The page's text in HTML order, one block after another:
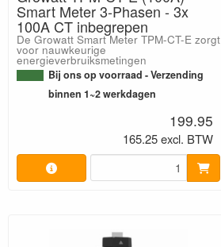
Smart Meter 3-Phasen - 3x
100A CT inbegrepen
De Growatt Smart Meter TPM-CT-E zorgt
voor nauwkeurige
energieverbruiksmetingen
Bij ons op voorraad - Verzending
binnen 1~2 werkdagen
199.95
165.25 excl. BTW